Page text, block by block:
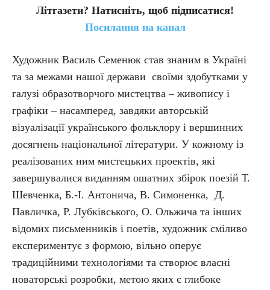
Літгазети? Натисніть, щоб підписатися!
Посилання на канал
Художник Василь Семенюк став знаним в Україні
та за межами нашої держави своїми здобутками у
галузі образотворчого мистецтва – живопису і
графіки – насамперед, завдяки авторській
візуалізації українського фольклору і вершинних
досягнень національної літератури. У кожному із
реалізованих ним мистецьких проектів, які
завершувалися виданням ошатних збірок поезій Т.
Шевченка, Б.-І. Антонича, В. Симоненка, Д.
Павличка, Р. Лубківського, О. Ольжича та інших
відомих письменників і поетів, художник сміливо
експериментує з формою, вільно оперує
традиційними технологіями та створює власні
новаторські розробки, метою яких є глибоке